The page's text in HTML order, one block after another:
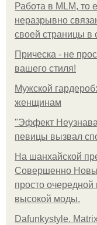
Работа в MLM, то
неразрывно
своей страницы в
Прическа - не
вашего стиля!
Мужской
женщинам
"Эффект
певицы вызвал
На шанхайской
Совершенно
просто
высокой моды.
Dafunkystyle.